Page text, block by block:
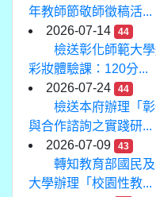
年教師節敬師徵稿活...
2026-07-14
44
檢送彰化師範大
彩妝體驗課：120分...
2026-07-24
44
檢送本府辦理「
與合作諮詢之實踐研...
2026-07-09
43
轉知教育部國民
大學辦理「校園性教...